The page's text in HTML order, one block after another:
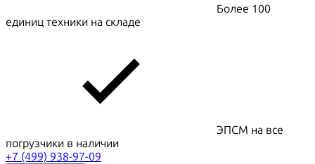
Более 100
единиц техники на складе
ЭПСМ на все
погрузчики в наличии
+7 (499) 938-97-09